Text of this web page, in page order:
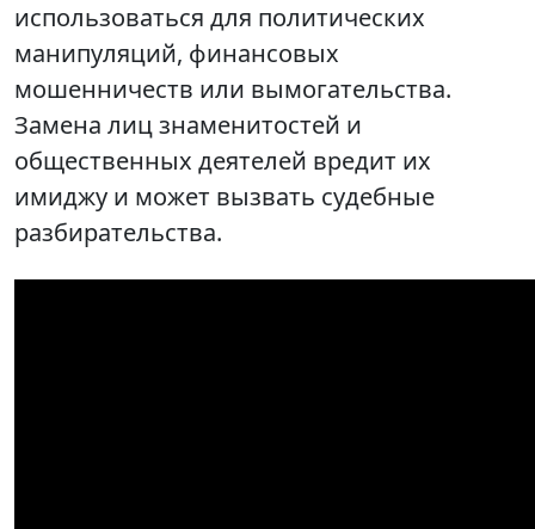
использоваться для политических
манипуляций, финансовых
мошенничеств или вымогательства.
Замена лиц знаменитостей и
общественных деятелей вредит их
имиджу и может вызвать судебные
разбирательства.